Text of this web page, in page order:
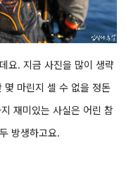
요. 지금 사진을 많이 생략
몇 마린지 셀 수 없을 정돈
재미있는 사실은 어린 참
방생하고요.